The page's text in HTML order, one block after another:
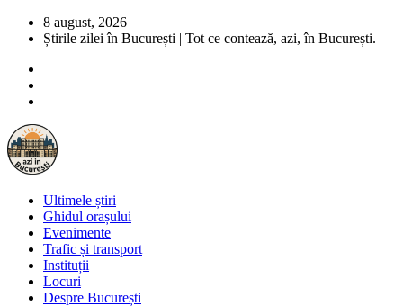
8 august, 2026
Știrile zilei în București | Tot ce contează, azi, în București.
Ultimele știri
Ghidul orașului
Evenimente
Trafic și transport
Instituții
Locuri
Despre București